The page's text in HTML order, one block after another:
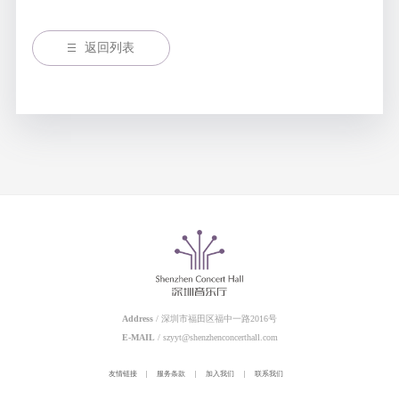
返回列表
Address / 深圳市福田区福中一路2016号
E-MAIL / szyyt@shenzhenconcerthall.com
友情链接 服务条款 加入我们 联系我们